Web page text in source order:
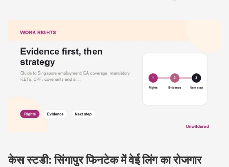
केस स्टडी: सिंगापुर फिनटेक में वेई लिंग का रोजगार